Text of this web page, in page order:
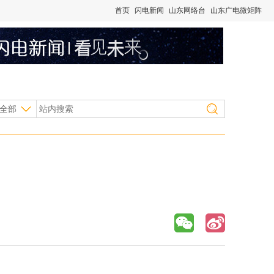
首页 闪电新闻 山东网络台 山东广电微矩阵
部